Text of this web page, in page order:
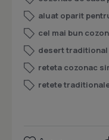
aluat oparit
cel mai bun
desert traditional
reteta cozonac
retete